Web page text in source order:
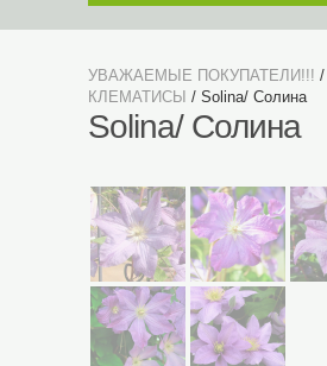
УВАЖАЕМЫЕ ПОКУПАТЕЛИ!!! /
КЛЕМАТИСЫ / Solina/ Солина
Solina/ Солина